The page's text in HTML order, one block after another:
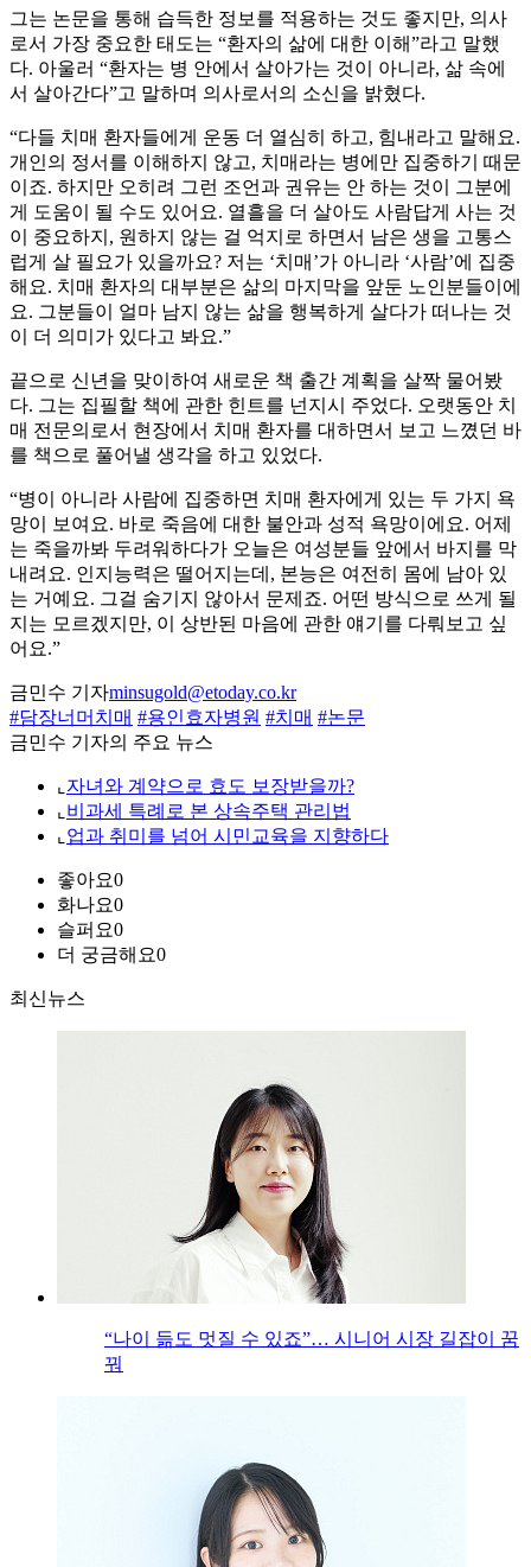
그는 논문을 통해 습득한 정보를 적용하는 것도 좋지만, 의사
로서 가장 중요한 태도는 “환자의 삶에 대한 이해”라고 말했
다. 아울러 “환자는 병 안에서 살아가는 것이 아니라, 삶 속에
서 살아간다”고 말하며 의사로서의 소신을 밝혔다.
“다들 치매 환자들에게 운동 더 열심히 하고, 힘내라고 말해요.
개인의 정서를 이해하지 않고, 치매라는 병에만 집중하기 때문
이죠. 하지만 오히려 그런 조언과 권유는 안 하는 것이 그분에
게 도움이 될 수도 있어요. 열흘을 더 살아도 사람답게 사는 것
이 중요하지, 원하지 않는 걸 억지로 하면서 남은 생을 고통스
럽게 살 필요가 있을까요? 저는 ‘치매’가 아니라 ‘사람’에 집중
해요. 치매 환자의 대부분은 삶의 마지막을 앞둔 노인분들이에
요. 그분들이 얼마 남지 않는 삶을 행복하게 살다가 떠나는 것
이 더 의미가 있다고 봐요.”
끝으로 신년을 맞이하여 새로운 책 출간 계획을 살짝 물어봤
다. 그는 집필할 책에 관한 힌트를 넌지시 주었다. 오랫동안 치
매 전문의로서 현장에서 치매 환자를 대하면서 보고 느꼈던 바
를 책으로 풀어낼 생각을 하고 있었다.
“병이 아니라 사람에 집중하면 치매 환자에게 있는 두 가지 욕
망이 보여요. 바로 죽음에 대한 불안과 성적 욕망이에요. 어제
는 죽을까봐 두려워하다가 오늘은 여성분들 앞에서 바지를 막
내려요. 인지능력은 떨어지는데, 본능은 여전히 몸에 남아 있
는 거예요. 그걸 숨기지 않아서 문제죠. 어떤 방식으로 쓰게 될
지는 모르겠지만, 이 상반된 마음에 관한 얘기를 다뤄보고 싶
어요.”
금민수 기자minsugold@etoday.co.kr
#담장너머치매 #용인효자병원 #치매 #논문
금민수 기자의 주요 뉴스
⌞ 자녀와 계약으로 효도 보장받을까?
⌞ 비과세 특례로 본 상속주택 관리법
⌞ 업과 취미를 넘어 시민교육을 지향하다
좋아요0
화나요0
슬퍼요0
더 궁금해요0
최신뉴스
“나이 듦도 멋질 수 있죠”… 시니어 시장 길잡이 꿈
꿔